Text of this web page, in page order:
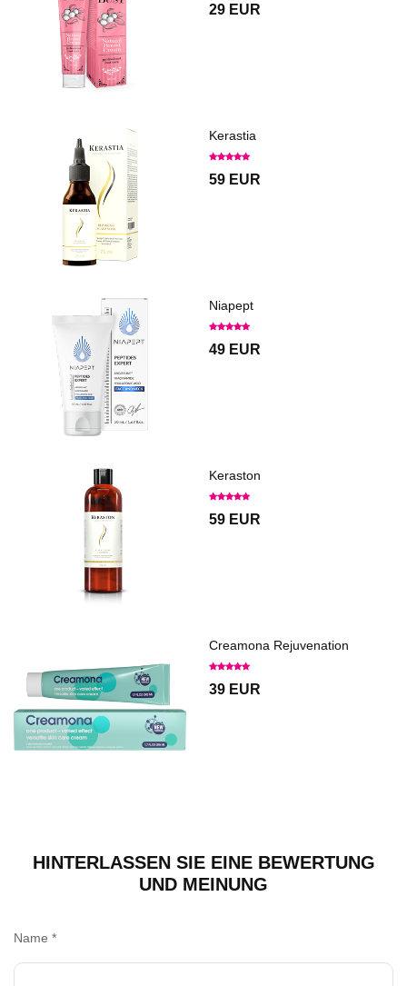
29 EUR
Kerastia
59 EUR
Niapept
49 EUR
Keraston
59 EUR
Creamona Rejuvenation
39 EUR
HINTERLASSEN SIE EINE BEWERTUNG
UND MEINUNG
Name *